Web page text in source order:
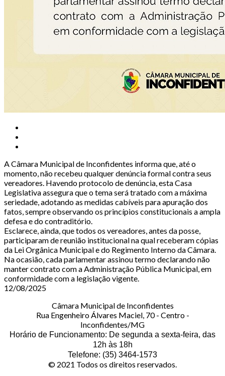
A Câmara Municipal de Inconfidentes informa que, até o
momento, não recebeu qualquer denúncia formal contra seus
vereadores. Havendo protocolo de denúncia, esta Casa
Legislativa assegura que o tema será tratado com a máxima
seriedade, adotando as medidas cabíveis para apuração dos
fatos, sempre observando os princípios constitucionais a ampla
defesa e do contraditório.
Esclarece, ainda, que todos os vereadores, antes da posse,
participaram de reunião institucional na qual receberam cópias
da Lei Orgânica Municipal e do Regimento Interno da Câmara.
Na ocasião, cada parlamentar assinou termo declarando não
manter contrato com a Administração Pública Municipal, em
conformidade com a legislação vigente.
12/08/2025
Câmara Municipal de Inconfidentes
Rua Engenheiro Álvares Maciel, 70 - Centro -
Inconfidentes/MG
Horário de Funcionamento: De segunda a sexta-feira, das
12h às 18h
Telefone: (35) 3464-1573
© 2021 Todos os direitos reservados.